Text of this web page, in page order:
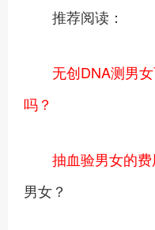
推荐阅读：
无创DNA测男
吗？
抽血验男女的
男女？